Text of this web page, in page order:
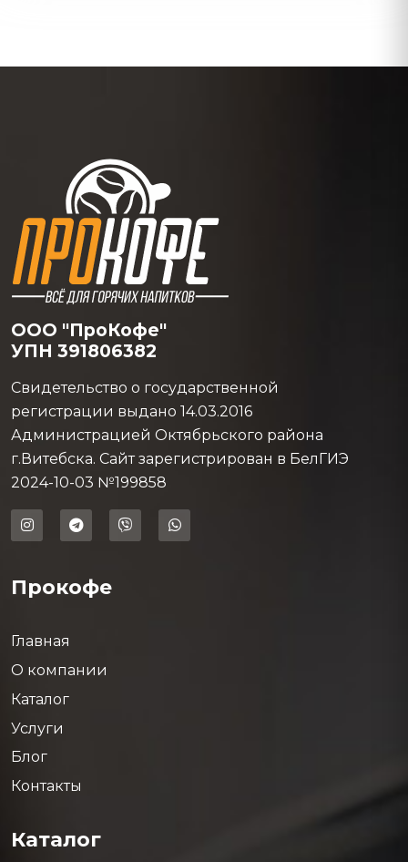
ООО "ПроКофе"
УПН 391806382
Свидетельство о государственной
регистрации выдано 14.03.2016
Администрацией Октябрьского района
г.Витебска. Сайт зарегистрирован в БелГИЭ
2024-10-03 №199858
Прокофе
Главная
О компании
Каталог
Услуги
Блог
Контакты
Каталог